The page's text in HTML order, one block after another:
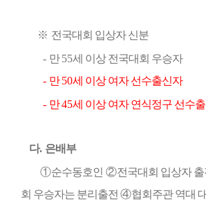
※ 전국대회 입상자 신분
- 만55세 이상 전국대회 우승자
- 만50세 이상 여자 선수출신자
- 만45세 이상 여자 연식정구 선수
다. 은배부
①순수동호인 ②전국대회 입상자
회 우승자는 분리출전 ④협회주관 역대